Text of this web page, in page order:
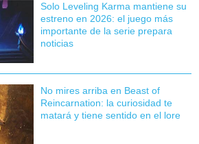
Solo Leveling Karma mantiene su
estreno en 2026: el juego más
importante de la serie prepara
noticias
No mires arriba en Beast of
Reincarnation: la curiosidad te
matará y tiene sentido en el lore